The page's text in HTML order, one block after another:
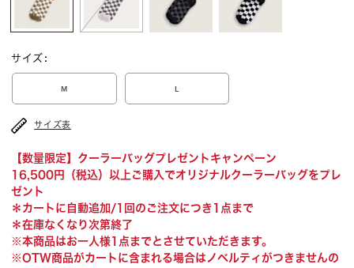
サイズ:
M L
サイズ表
【数量限定】クーラーバッグプレゼントキャンペーン
16,500円（税込）以上ご購入でオリジナルクーラーバッグをプレ
ゼント
＊カートに自動追加/1回のご注文につき1点まで
＊在庫なくなり次第終了
※本商品はお一人様1点までとさせていただきます。
※OTW商品がカートに含まれる場合はノベルティがつきませんの